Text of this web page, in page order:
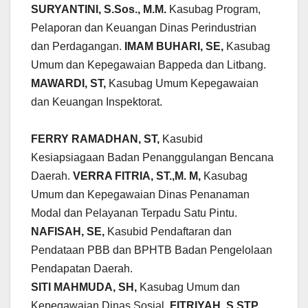
SURYANTINI, S.Sos., M.M. Kasubag Program,
Pelaporan dan Keuangan Dinas Perindustrian
dan Perdagangan.
IMAM BUHARI, SE, Kasubag
Umum dan Kepegawaian Bappeda dan Litbang.
MAWARDI, ST, Kasubag Umum Kepegawaian
dan Keuangan Inspektorat.
FERRY RAMADHAN, ST, Kasubid
Kesiapsiagaan Badan Penanggulangan Bencana
Daerah. VERRA FITRIA, ST.,M. M, Kasubag
Umum dan Kepegawaian Dinas Penanaman
Modal dan Pelayanan Terpadu Satu Pintu.
NAFISAH, SE, Kasubid Pendaftaran dan
Pendataan PBB dan BPHTB Badan Pengelolaan
Pendapatan Daerah.
SITI MAHMUDA, SH, Kasubag Umum dan